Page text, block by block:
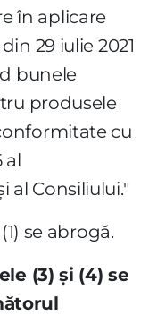
în aplicare
29 iulie 2021
bunele
produsele
cu
al
al Consiliului."
se abrogă.
(3) şi (4) se